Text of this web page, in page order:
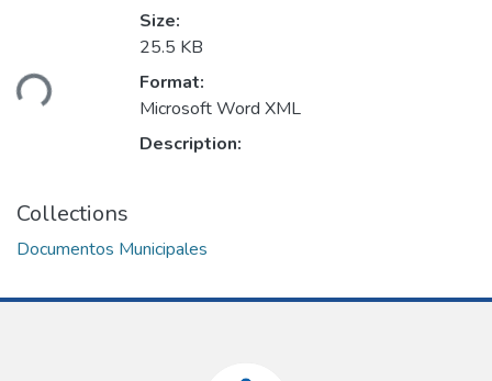
Size:
25.5 KB
Format:
Microsoft Word XML
Description:
Collections
Documentos Municipales